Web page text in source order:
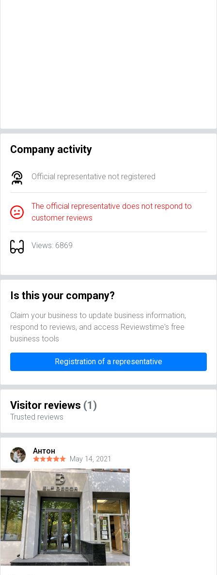
Company activity
Official representative not registered
The official representative does not respond to
customer reviews
Views: 6869
Is this your company?
Claim your business to update business information,
respond to reviews, and access Reviewstime's free
business tools
Registration of a representative
Visitor reviews (1)
Trusted reviews
Антон
May 14, 2021